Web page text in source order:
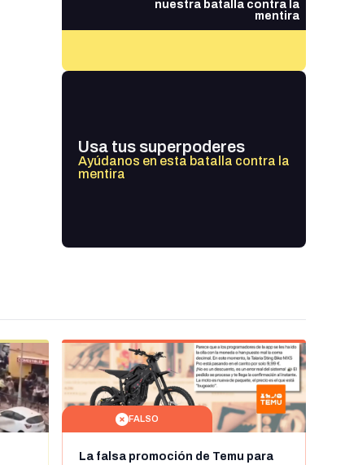
nuestra batalla contra la
mentira
Usa tus superpoderes
Ayúdanos en esta batalla contra la
mentira
FALSO
La falsa promoción de Temu para